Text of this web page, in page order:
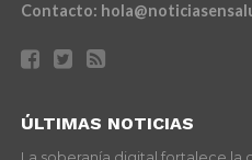
Contacto:
ÚLTIMAS NOTICIAS